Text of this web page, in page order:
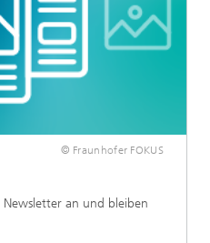
© Fraunhofer FOKUS
an und bleiben